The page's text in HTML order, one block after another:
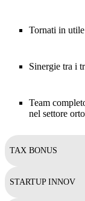
Tornati in
Sinergie tra i
Team
nel settore
TAX BONUS
STARTUP INNOV